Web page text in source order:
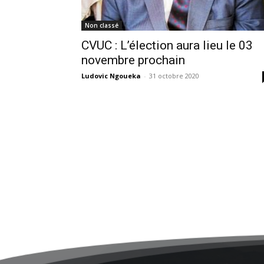
Non classé
CVUC : L’élection aura lieu le 03
novembre prochain
Ludovic Ngoueka - 31 octobre 2020